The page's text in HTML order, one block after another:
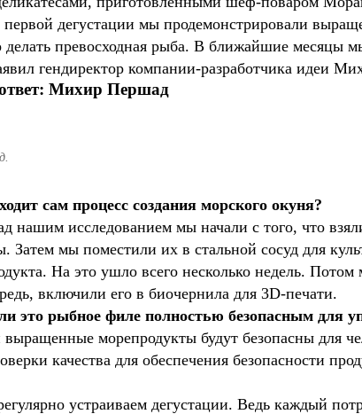
дегустации мы продемонстрировали
делать превосходная рыба. В ближайшие месяцы
гендиректор компании-разработчика идеи
Михир Першад
сам процесс создания морского окуня?
нашим исследованием мы начали с того, что
Затем мы поместили их в стальной сосуд для
На это ушло всего несколько недель.
включили его в биочернила для 3D-печати.
это рыбное филе полностью безопасным для
морепродукты будут безопасны для
качества для обеспечения безопасности
устраиваем дегустации. Ведь каждый